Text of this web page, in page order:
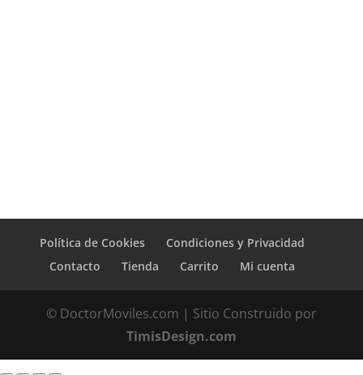
Política de Cookies
Condiciones y Privacidad
Contacto
Tienda Carrito Mi cuenta
© DoctorMoviles.com | Sitio Construido por
TimisDesign.com